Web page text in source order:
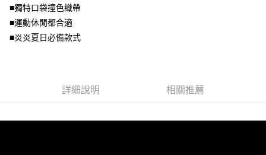
資料（包含姓名、電話或地址）提供予台灣大哥大進項蒐集、處理及利用，
由本公司與您本人進行分期帳單所需資料之確認、核對及更正。
3.完整用戶服務條款，請詳閱以下連結：
※ 交易是否成功請以「AFTEE先享後付 」之結帳頁面顯示為準，若有關於
是否繳費成功／繳費後需取消欲退款等相關疑問，請聯繫「AFTEE先享後付
客戶支援中心」https://netprotections.freshdesk.com/support/home
２．關於個人資料處理事宜，請瀏覽以下網址：
付款後7-11取貨
每筆NT$70，滿NT$699(含以上)免運費
宅配
■獨特口袋撞色織帶
■運動休閒都合適
■炎炎夏日必備款式
詳細說明 相關推薦